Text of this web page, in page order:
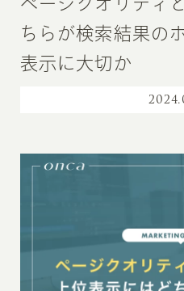
ちらが検索結果の
表示に大切か
2024.